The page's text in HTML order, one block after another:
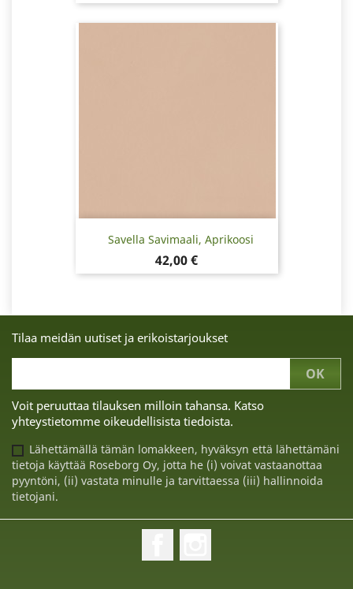
Savella Savimaali, Aprikoosi
Hinta
42,00 €
Tilaa meidän uutiset ja erikoistarjoukset
Voit peruuttaa tilauksen milloin tahansa. Katso
yhteystietomme oikeudellisista tiedoista.
Lähettämällä tämän lomakkeen, hyväksyn että lähettämäni
tietoja käyttää Roseborg Oy, jotta he (i) voivat vastaanottaa
pyyntöni, (ii) vastata minulle ja tarvittaessa (iii) hallinnoida
tietojani.